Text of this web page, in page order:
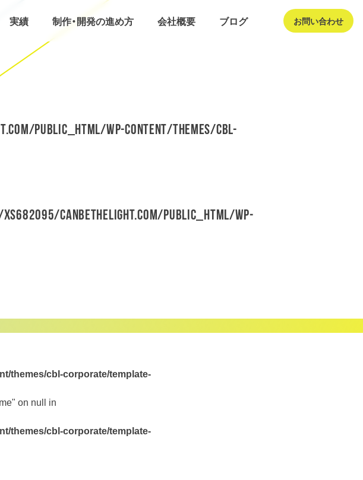
実績 制作・開発の進め方 会社概要 ブログ お問い合わせ
public_html/wp-content/themes/cbl-
canbethelight.com/public_html/wp-
themes/cbl-corporate/template-
on null in
themes/cbl-corporate/template-